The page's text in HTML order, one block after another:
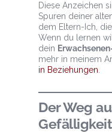
Diese Anzeichen
Spuren deiner
dem Eltern-Ich,
Wenn du lernen
dein
mehr in meinem
in Beziehungen.
Der Weg